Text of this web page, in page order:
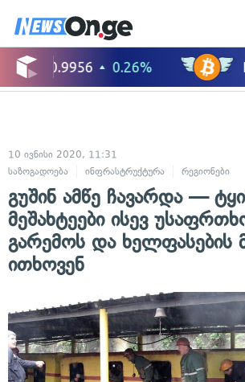
10 ივნისი 2020, 11:31
საზოგადოება
ინფრასტრუქტურა რეგიონები
გუშინ ამწე ჩავარდა —
მეშახტეები ისევ
გარემოს და ხელფასების
ითხოვენ